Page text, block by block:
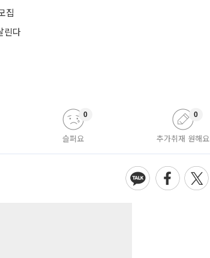
집
린다
슬퍼요
0
추가취재 원해요
0